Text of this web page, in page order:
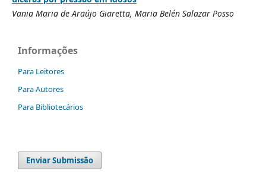
Vania Maria de Araújo Giaretta, Maria Belén Salazar Posso
Informações
Para Leitores
Para Autores
Para Bibliotecários
Enviar Submissão